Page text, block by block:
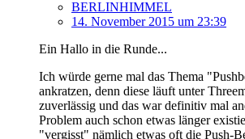
BERLINHIMMEL
14. November 2015 um 23:39
Ein Hallo in die Runde...
Ich würde gerne mal das Thema
ankratzen, denn diese läuft unter
zuverlässig und das war definitiv mal
Problem auch schon etwas länger
"vergisst" nämlich etwas oft die Push-